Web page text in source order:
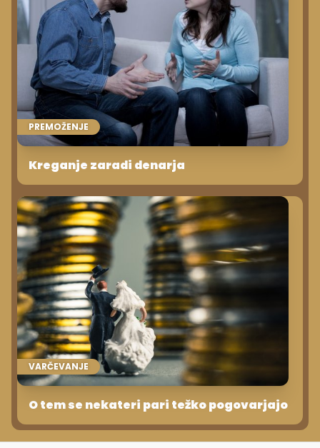
PREMOŽENJE
Kreganje zaradi denarja
VARČEVANJE
O tem se nekateri pari težko pogovarjajo